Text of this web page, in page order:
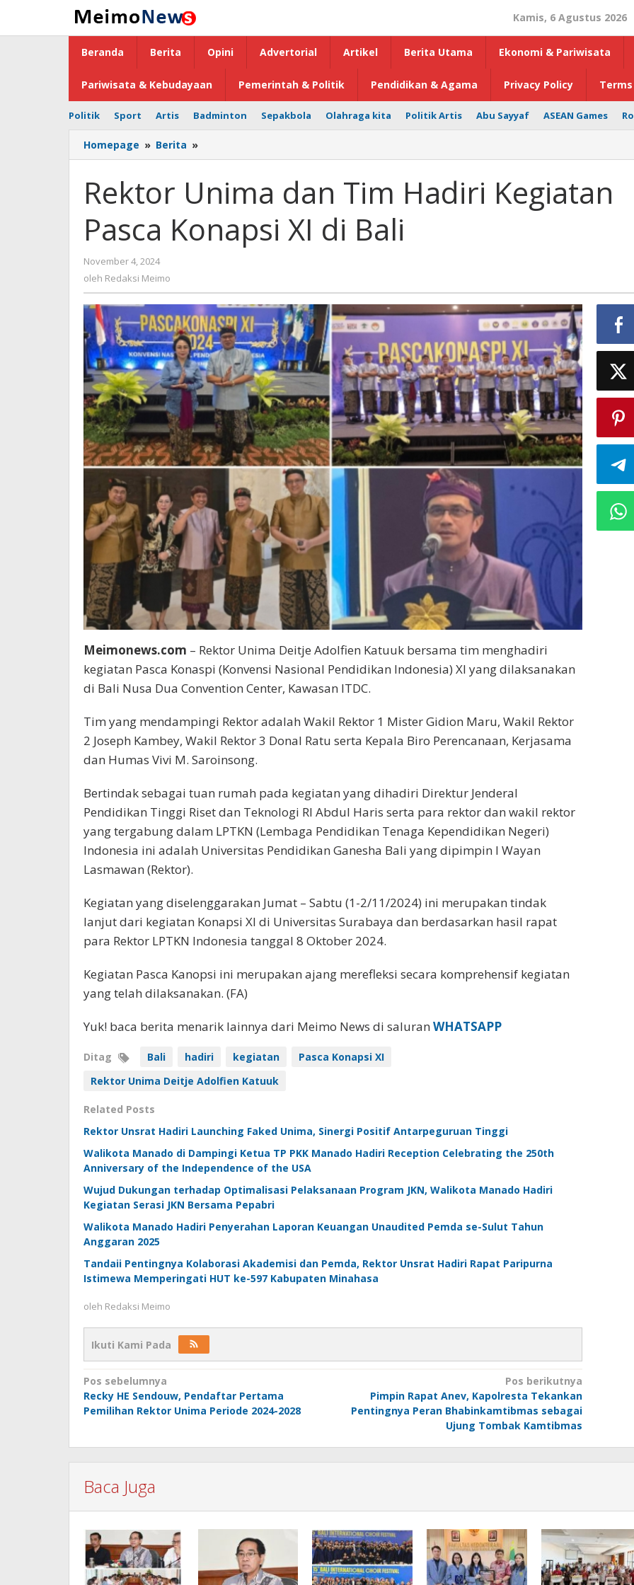
konten
Kamis, 6 Agustus 2026
Beranda Berita Opini Advertorial Artikel Berita Utama Ekonomi & Pariwisata
Pariwisata & Kebudayaan Pemerintah & Politik Pendidikan & Agama Privacy Policy
Politik Sport Artis Badminton Sepakbola Olahraga kita Politik Artis Abu Sayyaf ASEAN Games
Homepage » Berita »
Unima
Tim
Hadiri
Pasca
Bali
Rektor Unima dan Tim Hadiri Kegiatan
Pasca Konapsi XI di Bali
November 4, 2024
Redaksi
oleh Redaksi Meimo
Meimonews.com – Rektor Unima Deitje Adolfien Katuuk bersama tim menghadiri
kegiatan Pasca Konaspi (Konvensi Nasional Pendidikan Indonesia) XI yang dilaksanakan
di Bali Nusa Dua Convention Center, Kawasan ITDC.
Tim yang mendampingi Rektor adalah Wakil Rektor 1 Mister Gidion Maru, Wakil Rektor
2 Joseph Kambey, Wakil Rektor 3 Donal Ratu serta Kepala Biro Perencanaan, Kerjasama
dan Humas Vivi M. Saroinsong.
Bertindak sebagai tuan rumah pada kegiatan yang dihadiri Direktur Jenderal
Pendidikan Tinggi Riset dan Teknologi RI Abdul Haris serta para rektor dan wakil rektor
yang tergabung dalam LPTKN (Lembaga Pendidikan Tenaga Kependidikan Negeri)
Indonesia ini adalah Universitas Pendidikan Ganesha Bali yang dipimpin I Wayan
Lasmawan (Rektor).
Kegiatan yang diselenggarakan Jumat – Sabtu (1-2/11/2024) ini merupakan tindak
lanjut dari kegiatan Konapsi XI di Universitas Surabaya dan berdasarkan hasil rapat
para Rektor LPTKN Indonesia tanggal 8 Oktober 2024.
Kegiatan Pasca Kanopsi ini merupakan ajang merefleksi secara komprehensif kegiatan
yang telah dilaksanakan. (FA)
Yuk! baca berita menarik lainnya dari Meimo News di saluran WHATSAPP
Ditag Bali hadiri kegiatan
Pasca Konapsi XI
Rektor Unima Deitje Adolfien Katuuk
Related Posts
Rektor Unsrat Hadiri Launching Faked Unima, Sinergi Positif Antarpeguruan Tinggi
Walikota Manado di Dampingi Ketua TP PKK Manado Hadiri Reception Celebrating the 250th
Anniversary of the Independence of the USA
Wujud Dukungan terhadap Optimalisasi Pelaksanaan Program JKN, Walikota Manado Hadiri
Kegiatan Serasi JKN Bersama Pepabri
Walikota Manado Hadiri Penyerahan Laporan Keuangan Unaudited Pemda se-Sulut Tahun
Anggaran 2025
Tandaii Pentingnya Kolaborasi Akademisi dan Pemda, Rektor Unsrat Hadiri Rapat Paripurna
Istimewa Memperingati HUT ke-597 Kabupaten Minahasa
oleh Redaksi Meimo
Ikuti Kami Pada
Navigasi
pos
Pos sebelumnya
Recky HE Sendouw, Pendaftar Pertama
Pemilihan Rektor Unima Periode 2024-2028
Pos berikutnya
Pimpin Rapat Anev, Kapolresta Tekankan
Pentingnya Peran Bhabinkamtibmas sebagai
Ujung Tombak Kamtibmas
Baca Juga